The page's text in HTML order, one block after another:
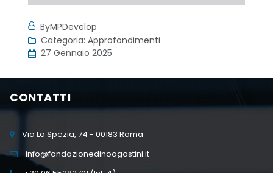
ByMPDevelop
Categoria: Approfondimenti
27 Gennaio 2025
CONTATTI
Via La Spezia, 74 - 00183 Roma
info@fondazionedinoagostini.it